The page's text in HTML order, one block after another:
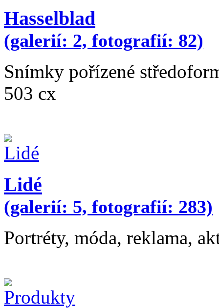
Hasselblad
(galerií: 2, fotografií: 82)
Snímky pořízené
503 cx
Lidé
(galerií: 5, fotografií: 283)
Portréty, móda, reklama,